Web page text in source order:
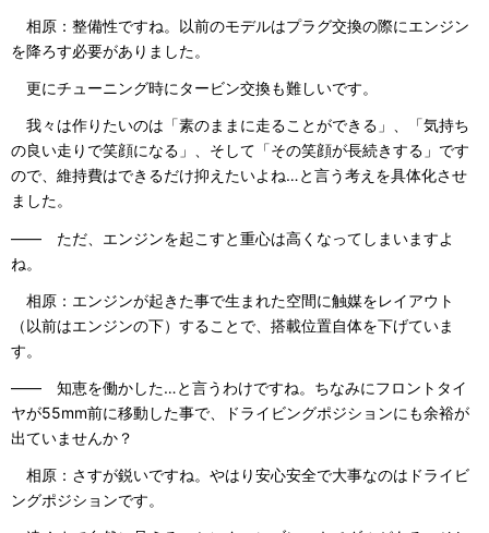
相原：整備性ですね。以前のモデルはプラグ交換の際にエンジン
を降ろす必要がありました。
更にチューニング時にタービン交換も難しいです。
我々は作りたいのは「素のままに走ることができる」、「気持ち
の良い走りで笑顔になる」、そして「その笑顔が長続きする」です
ので、維持費はできるだけ抑えたいよね…と言う考えを具体化させ
ました。
―― ただ、エンジンを起こすと重心は高くなってしまいますよ
ね。
相原：エンジンが起きた事で生まれた空間に触媒をレイアウト
（以前はエンジンの下）することで、搭載位置自体を下げていま
す。
―― 知恵を働かした…と言うわけですね。ちなみにフロントタイ
ヤが55mm前に移動した事で、ドライビングポジションにも余裕が
出ていませんか？
相原：さすが鋭いですね。やはり安心安全で大事なのはドライビ
ングポジションです。